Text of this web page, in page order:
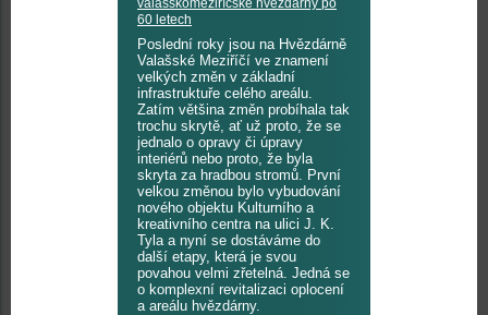
valašskomeziříčské hvězdárny po
60 letech
Poslední roky jsou na Hvězdárně
Valašské Meziříčí ve znamení
velkých změn v základní
infrastruktuře celého areálu.
Zatím většina změn probíhala tak
trochu skrytě, ať už proto, že se
jednalo o opravy či úpravy
interiérů nebo proto, že byla
skryta za hradbou stromů. První
velkou změnou bylo vybudování
nového objektu Kulturního a
kreativního centra na ulici J. K.
Tyla a nyní se dostáváme do
další etapy, která je svou
povahou velmi zřetelná. Jedná se
o komplexní revitalizaci oplocení
a areálu hvězdárny.